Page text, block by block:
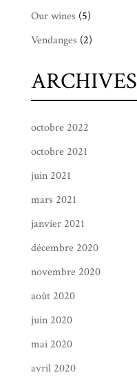
Our wines (5)
Vendanges (2)
ARCHIVES
octobre 2022
octobre 2021
juin 2021
mars 2021
janvier 2021
décembre 2020
novembre 2020
août 2020
juin 2020
mai 2020
avril 2020